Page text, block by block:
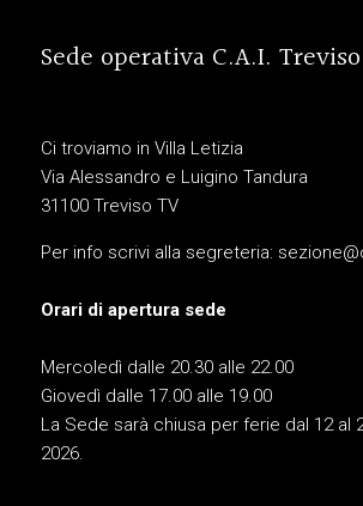
Sede operativa C.A.I. Treviso
Ci troviamo in Villa Letizia
Via Alessandro e Luigino Tandura
31100 Treviso TV
Per info scrivi alla segreteria:
Orari di apertura sede
Mercoledì dalle 20.30 alle 22.00
Giovedì dalle 17.00 alle 19.00
La Sede sarà chiusa per ferie dal 12 al
2026.